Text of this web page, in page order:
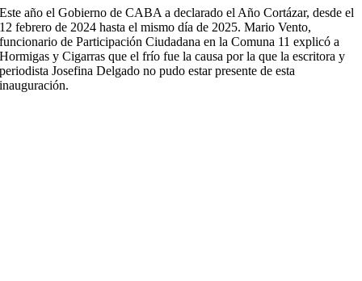
Este año el Gobierno de CABA a declarado el Año Cortázar, desde el
12 febrero de 2024 hasta el mismo día de 2025. Mario Vento,
funcionario de Participación Ciudadana en la Comuna 11 explicó a
Hormigas y Cigarras que el frío fue la causa por la que la escritora y
periodista Josefina Delgado no pudo estar presente de esta
inauguración.